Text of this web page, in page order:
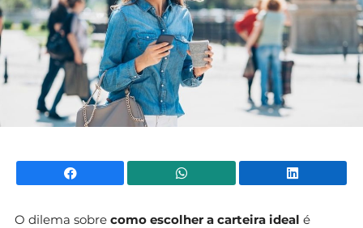
Facebook WhatsApp
O dilema sobre como escolher a carteira ideal é